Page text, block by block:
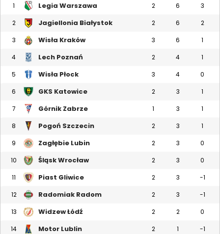
1 Legia Warszawa 2 6 3
2 Jagiellonia Białystok 2 6 2
3 Wisła Kraków 3 6 1
4 Lech Poznań 2 4 1
5 Wisła Płock 3 4 0
6 GKS Katowice 2 3 1
7 Górnik Zabrze 1 3 1
8 Pogoń Szczecin 2 3 1
9 Zagłębie Lubin 2 3 0
10 Śląsk Wrocław 2 3 0
11 Piast Gliwice 2 3 -1
12 Radomiak Radom 2 3 -1
13 Widzew Łódź 2 2 0
14 Motor Lublin 2 1 -1